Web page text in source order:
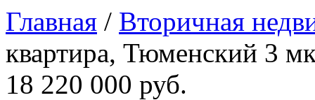
Главная / Вторичная
квартира, Тюменский 3
18 220 000 руб.